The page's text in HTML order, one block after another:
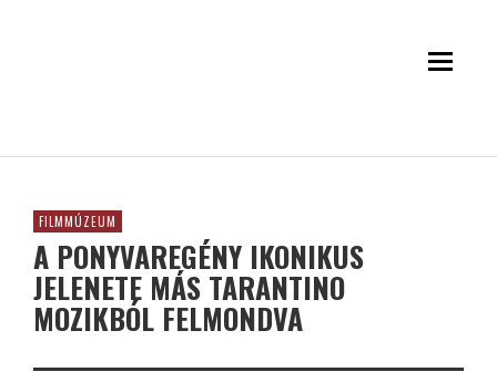
FILMMÚZEUM
A PONYVAREGÉNY IKONIKUS
JELENETE MÁS TARANTINO
MOZIKBÓL FELMONDVA